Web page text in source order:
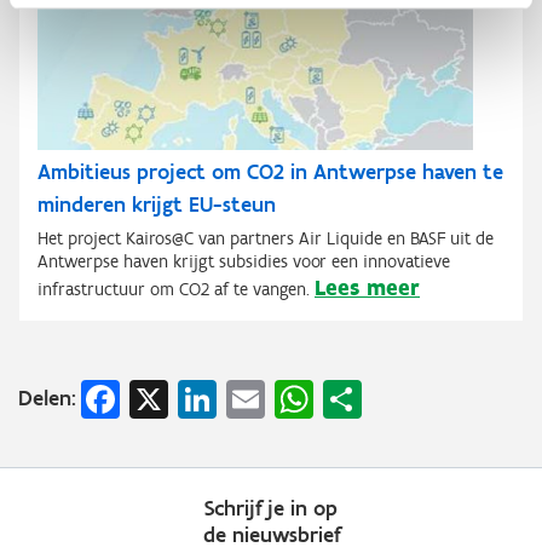
Ambitieus project om CO2 in Antwerpse haven te
minderen krijgt EU-steun
Het project Kairos@C van partners Air Liquide en BASF uit de
Antwerpse haven krijgt subsidies voor een innovatieve
infrastructuur om CO2 af te vangen. Lees meer
Delen: Facebook
X LinkedIn
EmailWhatsApp
Schrijf je in op
de nieuwsbrief